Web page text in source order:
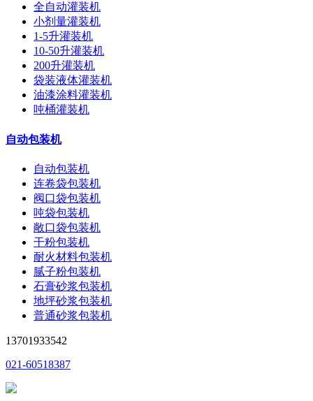
全自动灌装机
小剂量灌装机
1-5升灌装机
10-50升灌装机
200升灌装机
袋装液体灌装机
油漆涂料灌装机
吨桶灌装机
自动包装机
自动包装机
连卷袋包装机
阀口袋包装机
吨袋包装机
敞口袋包装机
干粉包装机
耐火材料包装机
腻子粉包装机
石膏砂浆包装机
地坪砂浆包装机
普通砂浆包装机
13701933542
021-60518387